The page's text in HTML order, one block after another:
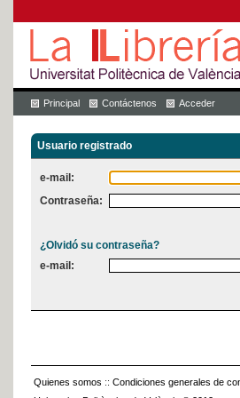
Principal Contáctenos Acceder
Usuario registrado
e-mail:
Contraseña:
¿Olvidó su contraseña?
e-mail:
Quienes somos :: Condiciones generales de